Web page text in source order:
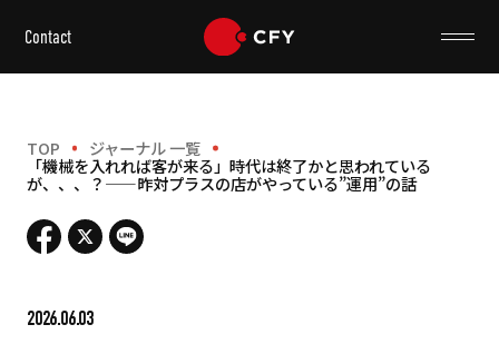
Contact
TOP ジャーナル 一覧
「機械を入れれば客が来る」時代は終了かと思われている
が、、、？——昨対プラスの店がやっている”運用”の話
2026.06.03